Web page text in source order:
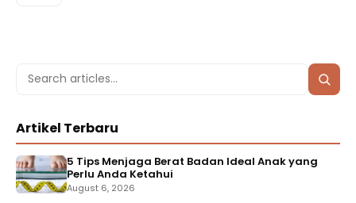
Search
Search
Artikel Terbaru
5 Tips Menjaga Berat Badan Ideal Anak yang
Perlu Anda Ketahui
August 6, 2026